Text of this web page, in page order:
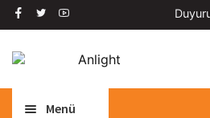
Dolaşıma
İçeriğe
Menü